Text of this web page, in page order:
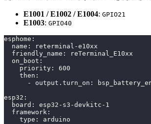
E1001 / E1002 / E1004: GPIO21
E1003: GPIO40
esphome :
name : reterminal -e10xx
friendly_name :
reTerminal_E10xx
on_boot :
priority :
600
then :
-
output.turn_on :
esp32 :
board : esp32 - s3 -devkitc - 1
framework :
type :
arduino